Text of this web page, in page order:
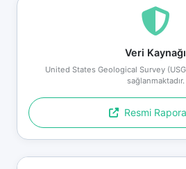
Veri Kaynağı
United States Geological Survey
sağlanmaktadır.
Resmi